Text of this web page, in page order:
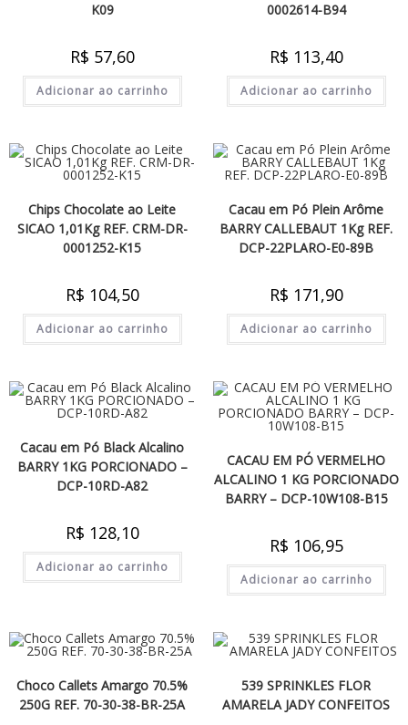
K09
R$ 57,60
Adicionar ao carrinho
0002614-B94
R$ 113,40
Adicionar ao carrinho
Chips Chocolate ao Leite
SICAO 1,01Kg REF. CRM-DR-
0001252-K15
R$ 104,50
Adicionar ao carrinho
Cacau em Pó Plein Arôme
BARRY CALLEBAUT 1Kg REF.
DCP-22PLARO-E0-89B
R$ 171,90
Adicionar ao carrinho
Cacau em Pó Black Alcalino
BARRY 1KG PORCIONADO –
DCP-10RD-A82
R$ 128,10
Adicionar ao carrinho
CACAU EM PÓ VERMELHO
ALCALINO 1 KG PORCIONADO
BARRY – DCP-10W108-B15
R$ 106,95
Adicionar ao carrinho
Choco Callets Amargo 70.5%
250G REF. 70-30-38-BR-25A
539 SPRINKLES FLOR
AMARELA JADY CONFEITOS